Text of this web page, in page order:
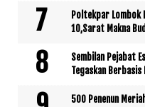
Poltekpar Lombok
10,Sarat Makna
Sembilan Pejabat
Tegaskan Berbasis
500 Penenun